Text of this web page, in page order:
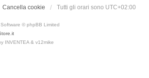
Cancella cookie Tutti gli orari sono UTC+02:00
© phpBB Limited
INVENTEA & v12mike